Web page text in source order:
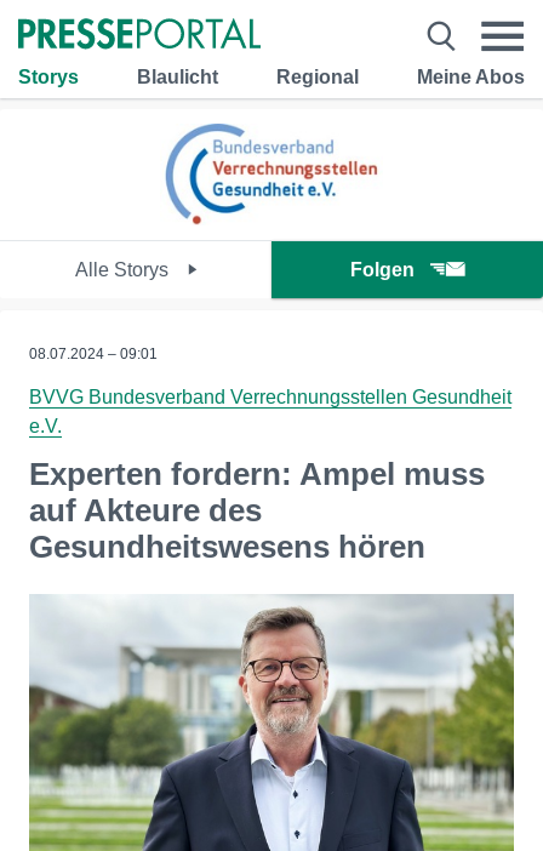
Storys Blaulicht Regional Meine Abos
Alle Storys Folgen
08.07.2024 – 09:01
BVVG Bundesverband Verrechnungsstellen Gesundheit
e.V.
Experten fordern: Ampel muss
auf Akteure des
Gesundheitswesens hören